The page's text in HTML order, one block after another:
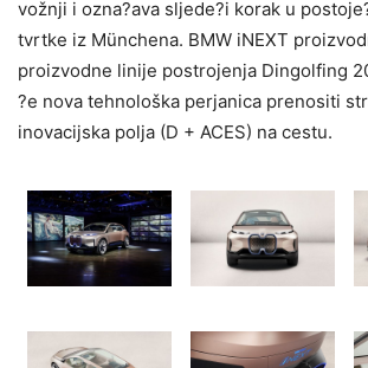
vožnji i ozna?ava sljede?i korak u
tvrtke iz Münchena. BMW iNEXT
proizvodne linije postrojenja Dingolfing
?e nova tehnološka perjanica prenositi
inovacijska polja (D + ACES) na cestu.